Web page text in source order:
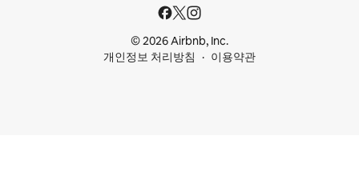
© 2026 Airbnb, Inc.
개인정보 처리방침
이용약관